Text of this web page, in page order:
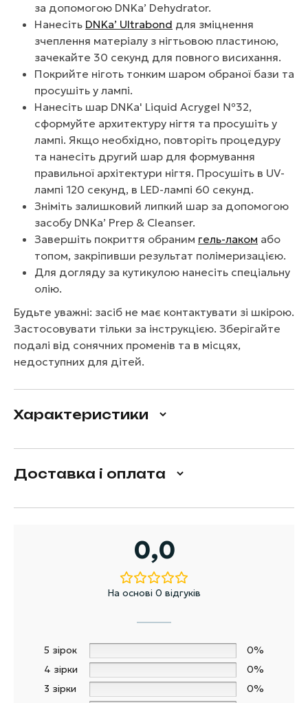
за допомогою DNKa’ Dehydrator.
Нанесіть DNKa’ Ultrabond для зміцнення
зчеплення матеріалу з нігтьовою пластиною,
зачекайте 30 секунд для повного висихання.
Покрийте ніготь тонким шаром обраної бази та
просушіть у лампі.
Нанесіть шар DNKa' Liquid Acrygel №32,
сформуйте архитектуру нігтя та просушіть у
лампі. Якщо необхідно, повторіть процедуру
та нанесіть другий шар для формування
правильної архітектури нігтя. Просушіть в UV-
лампі 120 секунд, в LED-лампі 60 секунд.
Зніміть залишковий липкий шар за допомогою
засобу DNKa’ Prep & Cleanser.
Завершіть покриття обраним гель-лаком або
топом, закріпивши результат полімеризацією.
Для догляду за кутикулою нанесіть спеціальну
олію.
Будьте уважні: засіб не має контактувати зі шкірою.
Застосовувати тільки за інструкцією. Зберігайте
подалі від сонячних променів та в місцях,
недоступних для дітей.
Характеристики
Доставка і оплата
0,0
На основі 0 відгуків
5 зірок
0%
4 зірки
0%
3 зірки
0%